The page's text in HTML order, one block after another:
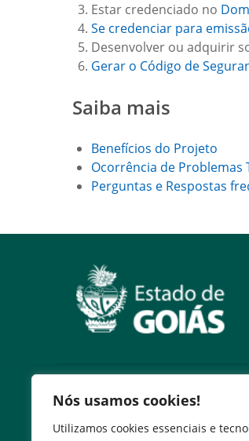
Nós usamos cookies!
Utilizamos cookies essenciais e
Estar credenciado no
Se credenciar para
Desenvolver ou adquirir
Gerar o Código de
Saiba mais
Benefícios do Projeto
Ocorrência de Problemas
Perguntas e Respostas
Expresso Goiás